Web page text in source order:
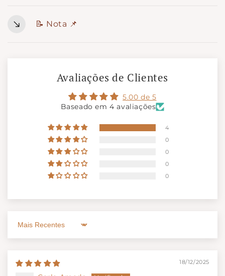
📝 Nota 📌
Avaliações de Clientes
5.00 de 5
Baseado em 4 avaliações
4
0
0
0
0
Sort by
18/12/2025